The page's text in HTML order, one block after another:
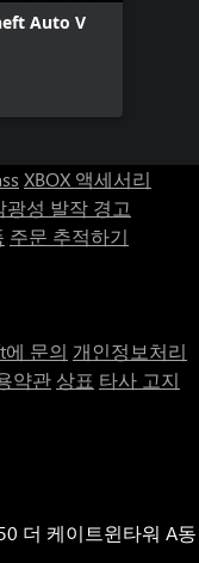
Auto V
XBOX 액세서리
광성 발작 경고
주문 추적하기
문의 개인정보처리
약관 상표 타사 고지
더 케이트윈타워 A동